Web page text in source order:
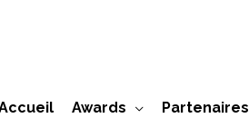
Awards Partenaires